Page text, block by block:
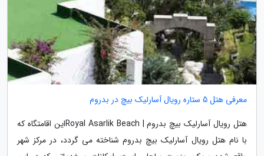
معرفی هتل 5 ستاره رویال آسارلیک بیچ در بدروم
هتل رویال آسارلیک بیچ بدروم | Royal Asarlik Beachاین اقامتگاه که
با نام هتل رویال آسارلیک بیچ بدروم شناخته می گردد، در مرکز شهر